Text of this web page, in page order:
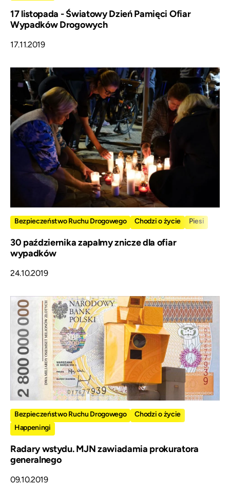
17 listopada - Światowy Dzień Pamięci Ofiar
Wypadków Drogowych
17.11.2019
Bezpieczeństwo Ruchu Drogowego Chodzi o życie Piesi
30 października zapalmy znicze dla ofiar
wypadków
24.10.2019
Bezpieczeństwo Ruchu Drogowego
Chodzi o życie
Happeningi
Radary wstydu. MJN zawiadamia prokuratora
generalnego
09.10.2019